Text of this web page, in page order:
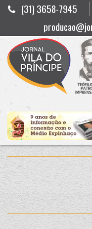
(31) 3658-7945